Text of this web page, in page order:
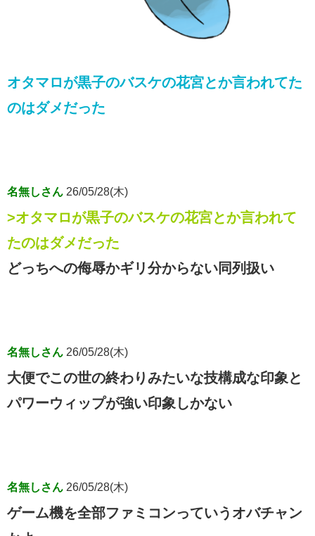
オタマロが黒子のバスケの花宮とか言われてた
のはダメだった
名無しさん 26/05/28(木)
>オタマロが黒子のバスケの花宮とか言われて
たのはダメだった
どっちへの侮辱かギリ分からない同列扱い
名無しさん 26/05/28(木)
大便でこの世の終わりみたいな技構成な印象と
パワーウィップが強い印象しかない
名無しさん 26/05/28(木)
ゲーム機を全部ファミコンっていうオバチャン